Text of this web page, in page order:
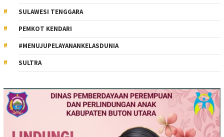
SULAWESI TENGGARA
PEMKOT KENDARI
#MENUJUPELAYANANKELASDUNIA
SULTRA